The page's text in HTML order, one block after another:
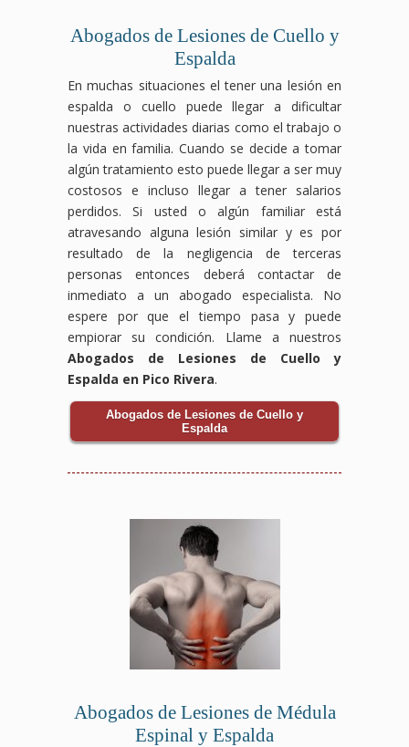
Abogados de Lesiones de Cuello y
Espalda
En muchas situaciones el tener una lesión en
espalda o cuello puede llegar a dificultar
nuestras actividades diarias como el trabajo o
la vida en familia. Cuando se decide a tomar
algún tratamiento esto puede llegar a ser muy
costosos e incluso llegar a tener salarios
perdidos. Si usted o algún familiar está
atravesando alguna lesión similar y es por
resultado de la negligencia de terceras
personas entonces deberá contactar de
inmediato a un abogado especialista. No
espere por que el tiempo pasa y puede
empiorar su condición. Llame a nuestros
Abogados de Lesiones de Cuello y
Espalda en Pico Rivera.
Abogados de Lesiones de Cuello y
Espalda
Abogados de Lesiones de Médula
Espinal y Espalda